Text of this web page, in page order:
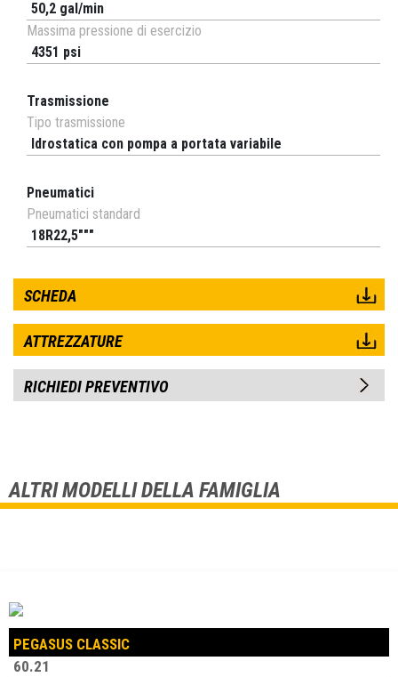
50,2 gal/min
Massima pressione di esercizio
4351 psi
Trasmissione
Tipo trasmissione
Idrostatica con pompa a portata variabile
Pneumatici
Pneumatici standard
18R22,5"""
SCHEDA
ATTREZZATURE
RICHIEDI PREVENTIVO
ALTRI MODELLI DELLA FAMIGLIA
PEGASUS CLASSIC
60.21